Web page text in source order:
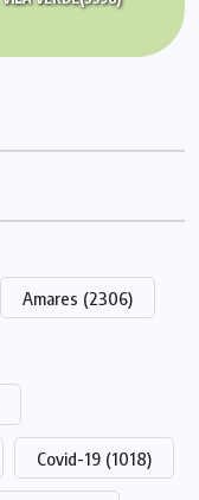
Amares (2306)
Covid-19 (1018)